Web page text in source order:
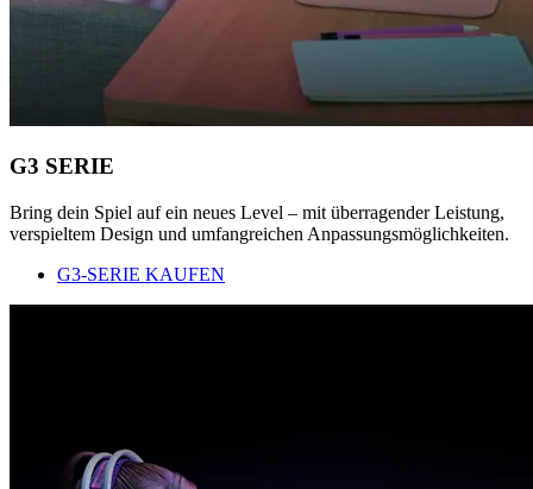
G3 SERIE
Bring dein Spiel auf ein neues Level – mit überragender Leistung,
verspieltem Design und umfangreichen Anpassungsmöglichkeiten.
G3-SERIE KAUFEN